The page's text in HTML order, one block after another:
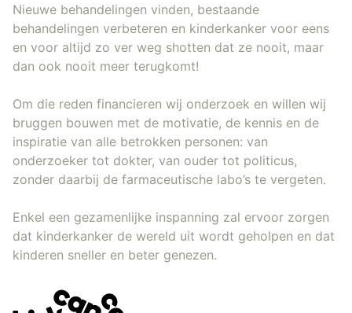
Nieuwe behandelingen vinden, bestaande
behandelingen verbeteren en kinderkanker voor eens
en voor altijd zo ver weg shotten dat ze nooit, maar
dan ook nooit meer terugkomt!
Om die reden financieren wij onderzoek en willen wij
bruggen bouwen met de motivatie, de kennis en de
inspiratie van alle betrokken personen: van
onderzoeker tot dokter, van ouder tot politicus,
zonder daarbij de farmaceutische labo’s te vergeten.
Enkel een gezamenlijke inspanning zal ervoor zorgen
dat kinderkanker de wereld uit wordt geholpen en dat
kinderen sneller en beter genezen.